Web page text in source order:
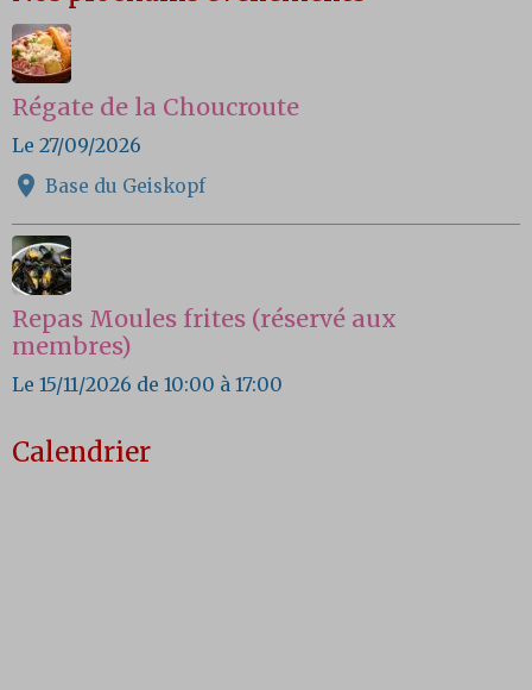
Régate de la Choucroute
Le 27/09/2026
Base du Geiskopf
Repas Moules frites (réservé aux
membres)
Le 15/11/2026 de 10:00 à 17:00
Calendrier